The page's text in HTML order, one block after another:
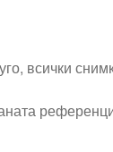
всички